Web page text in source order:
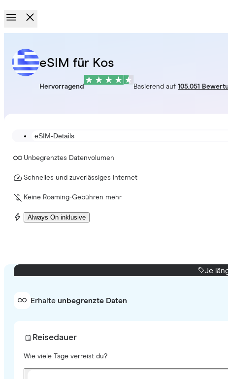
eSIM für Kos
Hervorragend Basierend auf 105.051
eSIM-Details
Unbegrenztes Datenvolumen
Schnelles und zuverlässiges Internet
Keine Roaming-Gebühren mehr
Always On inklusive
Je
Erhalte unbegrenzte Daten
Reisedauer
Wie viele Tage verreist du?